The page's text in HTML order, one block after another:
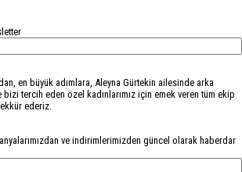
en büyük adımlara, Aleyna Gürtekin ailesinde arka
bizi tercih eden özel kadınlarımız için emek veren tüm ekip
ederiz.
ve indirimlerimizden güncel olarak haberdar